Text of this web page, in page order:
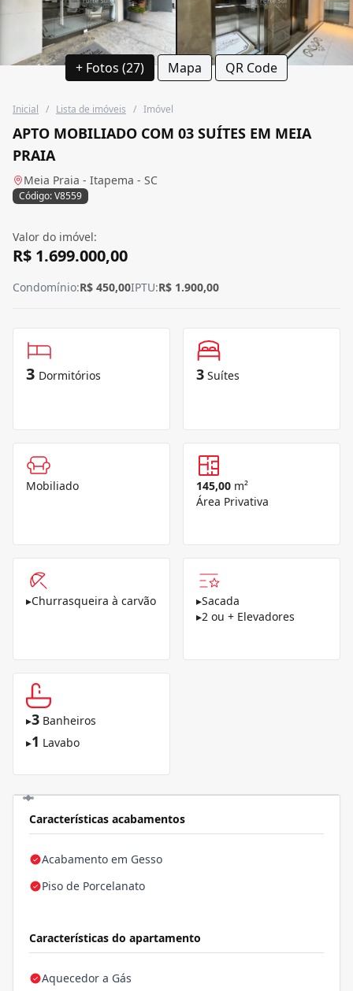
+ Fotos (27) Mapa QR Code
Inicial / Lista de imóveis / Imóvel
APTO MOBILIADO COM 03 SUÍTES EM MEIA
PRAIA
Meia Praia - Itapema - SC
Código: V8559
Valor do imóvel:
R$ 1.699.000,00
Condomínio:R$ 450,00IPTU:R$ 1.900,00
3 Dormitórios 3 Suítes
Mobiliado 145,00 m²
Área Privativa
▸Churrasqueira à carvão ▸Sacada
▸2 ou + Elevadores
▸3 Banheiros
▸1 Lavabo
Características acabamentos
Acabamento em Gesso
Piso de Porcelanato
Características do apartamento
Aquecedor a Gás